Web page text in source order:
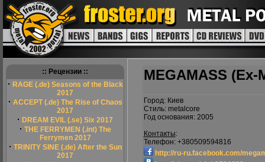
:: Рецензии ::
· RAGE (.de) Seasons of the Black
2017
· ACCEPT (.de) The Rise of Chaos
2017
· DREAM EVIL (.se) Six 2017
· THE FERRYMEN (.int) The
Ferrymen 2017
· TRINITY SINE (.de) After the Sun
2017
MEGAMASS
Город: Киев
Стиль: metalcore
Год основания: 2005
Контакты:
Телефон: +380509594816
http://ru-ru.facebook.com/